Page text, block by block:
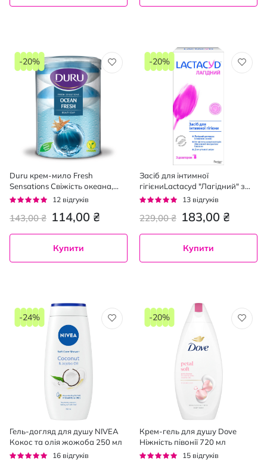
Duru крем-мило Fresh
Sensations Свіжість океана,
4*100 г
Рейтинг:
12 відгуків
114,00 ₴
143,00 ₴
-20%
Купити
Засіб для інтимної
гігієниLactacyd "Лагідний" з
дозатором 200 мл,
Рейтинг:
13 відгуків
183,00 ₴
229,00 ₴
-20%
Купити
Гель-догляд для душу NIVEA
Кокос та олія жожоба 250 мл
Рейтинг:
16 відгуків
-24%
Крем-гель для душу Dove
Ніжність півонії 720 мл
Рейтинг:
15 відгуків
-20%